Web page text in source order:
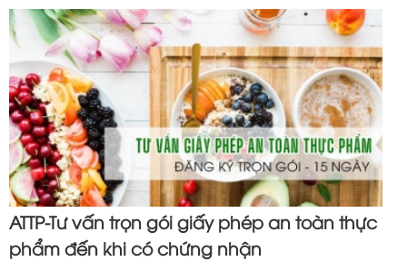
ATTP-Tư vấn trọn gói giấy phép an toàn thực
phẩm đến khi có chứng nhận